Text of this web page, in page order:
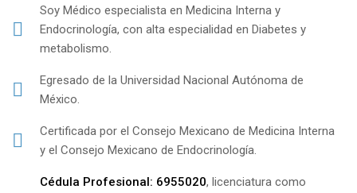
Soy Médico especialista en Medicina Interna y
Endocrinología, con alta especialidad en Diabetes y
metabolismo.
Egresado de la Universidad Nacional Autónoma de
México.
Certificada por el Consejo Mexicano de Medicina Interna
y el Consejo Mexicano de Endocrinología.
Cédula Profesional: 6955020, licenciatura como